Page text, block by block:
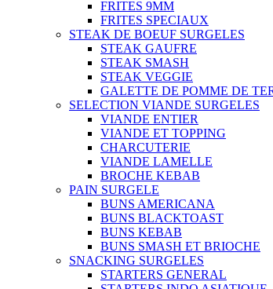
FRITES 9MM
FRITES SPECIAUX
STEAK DE BOEUF SURGELES
STEAK GAUFRE
STEAK SMASH
STEAK VEGGIE
GALETTE DE POMME DE
SELECTION VIANDE SURGELES
VIANDE ENTIER
VIANDE ET TOPPING
CHARCUTERIE
VIANDE LAMELLE
BROCHE KEBAB
PAIN SURGELE
BUNS AMERICANA
BUNS BLACKTOAST
BUNS KEBAB
BUNS SMASH ET BRIOCHE
SNACKING SURGELES
STARTERS GENERAL